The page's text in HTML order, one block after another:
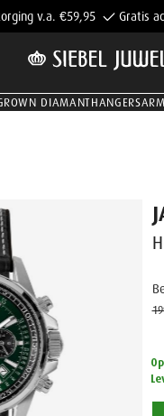
v.a. €59,95 Gratis
DIAMANTHANGERS